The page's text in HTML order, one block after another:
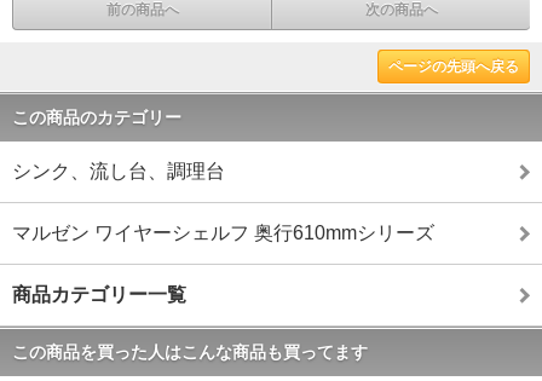
前の商品へ 次の商品へ
ページの先頭へ戻る
この商品のカテゴリー
シンク、流し台、調理台
マルゼン ワイヤーシェルフ 奥行610mmシリーズ
商品カテゴリー一覧
この商品を買った人はこんな商品も買ってます